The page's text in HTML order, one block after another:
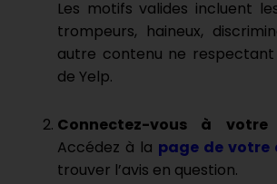
Les motifs valides incluent
trompeurs, haineux,
autre contenu ne
de Yelp.
Connectez-vous à votre
Accédez à la page de votre
trouver l’avis en question.